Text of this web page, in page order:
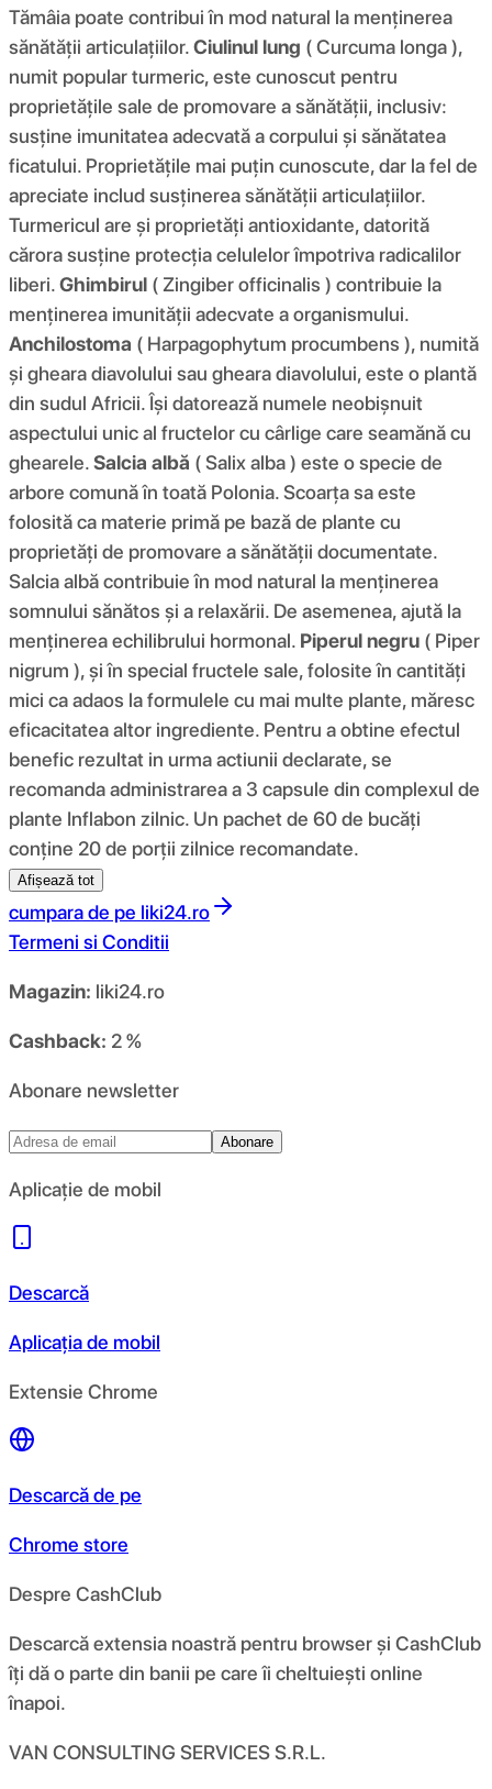
Tămâia poate contribui în mod natural la menținerea
sănătății articulațiilor.Ciulinul lung ( Curcuma longa ),
numit popular turmeric, este cunoscut pentru
proprietățile sale de promovare a sănătății, inclusiv:
susține imunitatea adecvată a corpului și sănătatea
ficatului. Proprietățile mai puțin cunoscute, dar la fel de
apreciate includ susținerea sănătății articulațiilor.
Turmericul are și proprietăți antioxidante, datorită
cărora susține protecția celulelor împotriva radicalilor
liberi.Ghimbirul ( Zingiber officinalis ) contribuie la
menținerea imunității adecvate a organismului.
Anchilostoma ( Harpagophytum procumbens ), numită
și gheara diavolului sau gheara diavolului, este o plantă
din sudul Africii. Își datorează numele neobișnuit
aspectului unic al fructelor cu cârlige care seamănă cu
ghearele.Salcia albă ( Salix alba ) este o specie de
arbore comună în toată Polonia. Scoarța sa este
folosită ca materie primă pe bază de plante cu
proprietăți de promovare a sănătății documentate.
Salcia albă contribuie în mod natural la menținerea
somnului sănătos și a relaxării. De asemenea, ajută la
menținerea echilibrului hormonal. Piperul negru ( Piper
nigrum ), și în special fructele sale, folosite în cantități
mici ca adaos la formulele cu mai multe plante, măresc
eficacitatea altor ingrediente. Pentru a obtine efectul
benefic rezultat in urma actiunii declarate, se
recomanda administrarea a 3 capsule din complexul de
plante Inflabon zilnic. Un pachet de 60 de bucăți
conține 20 de porții zilnice recomandate.
Afișează tot
cumpara de pe liki24.ro
Termeni si Conditii
Magazin: liki24.ro
Cashback: 2 %
Abonare newsletter
Abonare
Aplicație de mobil
Descarcă
Aplicația de mobil
Extensie Chrome
Descarcă de pe
Chrome store
Despre CashClub
Descarcă extensia noastră pentru browser și CashClub
îți dă o parte din banii pe care îi cheltuiești online
înapoi.
VAN CONSULTING SERVICES S.R.L.